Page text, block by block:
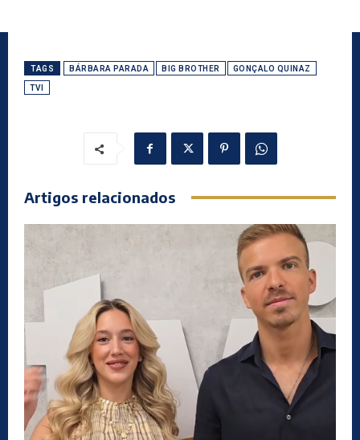
TAGS BÁRBARA PARADA BIG BROTHER GONÇALO QUINAZ
TVI
Artigos relacionados